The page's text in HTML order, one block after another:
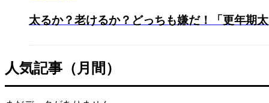
太るか？老けるか？どっちも嫌だ！「更年期
人気記事（月間）